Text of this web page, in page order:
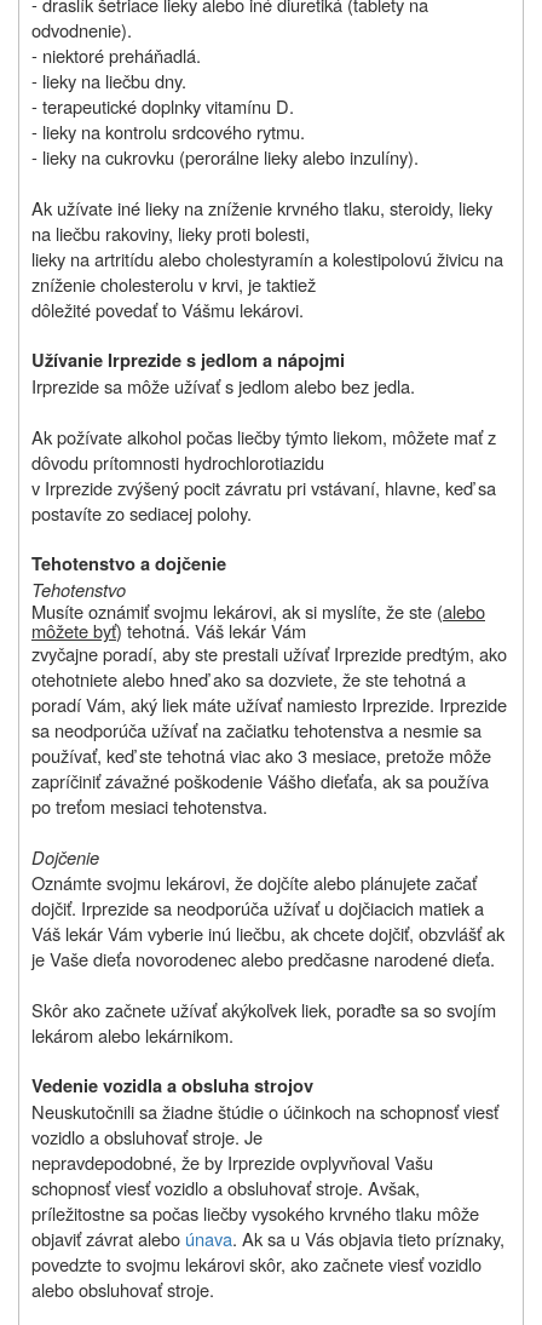
odvodnenie).
- niektoré preháňadlá.
- lieky na liečbu dny.
- terapeutické doplnky vitamínu D.
- lieky na kontrolu srdcového rytmu.
- lieky na cukrovku (perorálne lieky alebo inzulíny).
Ak užívate iné lieky na zníženie krvného tlaku, steroidy, lieky
na liečbu rakoviny, lieky proti bolesti,
lieky na artritídu alebo cholestyramín a kolestipolovú živicu na
zníženie cholesterolu v krvi, je taktiež
dôležité povedať to Vášmu lekárovi.
Užívanie Irprezide s jedlom a nápojmi
Irprezide sa môže užívať s jedlom alebo bez jedla.
Ak požívate alkohol počas liečby týmto liekom, môžete mať z
dôvodu prítomnosti hydrochlorotiazidu
v Irprezide zvýšený pocit závratu pri vstávaní, hlavne, keď sa
postavíte zo sediacej polohy.
Tehotenstvo a dojčenie
Tehotenstvo
Musíte oznámiť svojmu lekárovi, ak si myslíte, že ste (alebo
môžete byť) tehotná. Váš lekár Vám
zvyčajne poradí, aby ste prestali užívať Irprezide predtým, ako
otehotniete alebo hneď ako sa dozviete, že ste tehotná a
poradí Vám, aký liek máte užívať namiesto Irprezide. Irprezide
sa neodporúča užívať na začiatku tehotenstva a nesmie sa
používať, keď ste tehotná viac ako 3 mesiace, pretože môže
zapríčiniť závažné poškodenie Vášho dieťaťa, ak sa používa
po treťom mesiaci tehotenstva.
Dojčenie
Oznámte svojmu lekárovi, že dojčíte alebo plánujete začať
dojčiť. Irprezide sa neodporúča užívať u dojčiacich matiek a
Váš lekár Vám vyberie inú liečbu, ak chcete dojčiť, obzvlášť ak
je Vaše dieťa novorodenec alebo predčasne narodené dieťa.
Skôr ako začnete užívať akýkoľvek liek, poraďte sa so svojím
lekárom alebo lekárnikom.
Vedenie vozidla a obsluha strojov
Neuskutočnili sa žiadne štúdie o účinkoch na schopnosť viesť
vozidlo a obsluhovať stroje. Je
nepravdepodobné, že by Irprezide ovplyvňoval Vašu
schopnosť viesť vozidlo a obsluhovať stroje. Avšak,
príležitostne sa počas liečby vysokého krvného tlaku môže
objaviť závrat alebo únava. Ak sa u Vás objavia tieto príznaky,
povedzte to svojmu lekárovi skôr, ako začnete viesť vozidlo
alebo obsluhovať stroje.